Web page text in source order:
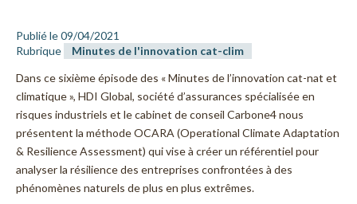
Publié le 09/04/2021
Rubrique
Minutes de l'innovation cat-clim
Dans ce sixième épisode des « Minutes de l’innovation cat-nat et
climatique », HDI Global, société d’assurances spécialisée en
risques industriels et le cabinet de conseil Carbone4 nous
présentent la méthode OCARA (Operational Climate Adaptation
& Resilience Assessment) qui vise à créer un référentiel pour
analyser la résilience des entreprises confrontées à des
phénomènes naturels de plus en plus extrêmes.